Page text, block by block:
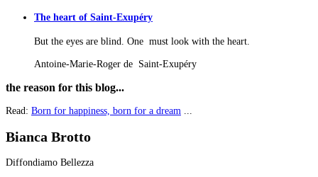
The heart of Saint-Exupéry
But the eyes are blind. One must look with the heart.
Antoine-Marie-Roger de Saint-Exupéry
the reason for this blog...
Read: Born for happiness, born for a dream ...
Bianca Brotto
Diffondiamo Bellezza